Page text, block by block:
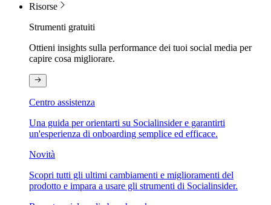
Risorse
Strumenti gratuiti
Ottieni insights sulla performance dei tuoi social media per
capire cosa migliorare.
Centro assistenza
Una guida per orientarti su Socialinsider e garantirti
un'esperienza di onboarding semplice ed efficace.
Novità
Scopri tutti gli ultimi cambiamenti e miglioramenti del
prodotto e impara a usare gli strumenti di Socialinsider.